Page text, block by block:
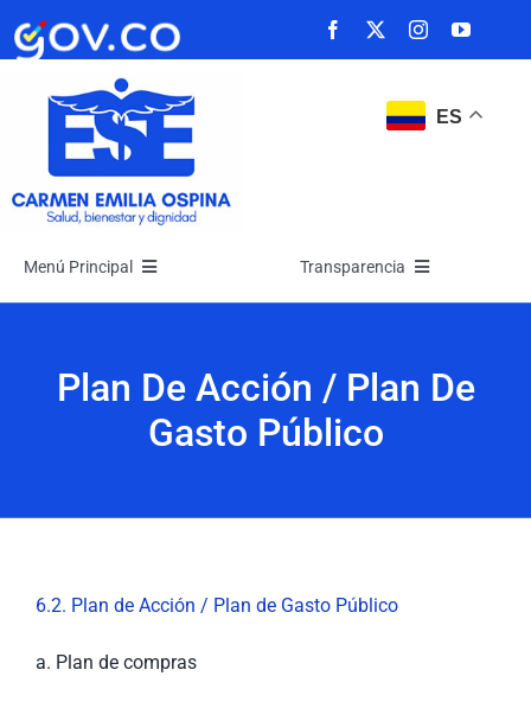
Saltar
ES
Menú Principal
La Empresa
Transparencia
Atención y Servicios a la Ciudadanía
Plan De Acción / Plan De
Gasto Público
6.2. Plan de Acción / Plan de Gasto Público
a. Plan de compras